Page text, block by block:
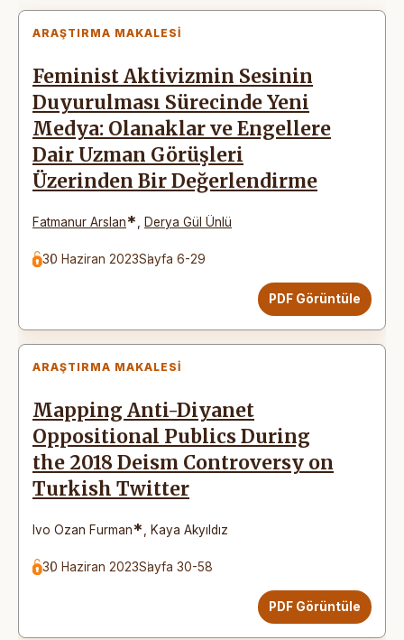
ARAŞTIRMA MAKALESI
Feminist Aktivizmin Sesinin
Duyurulması Sürecinde Yeni
Medya: Olanaklar ve Engellere
Dair Uzman Görüşleri
Üzerinden Bir Değerlendirme
Fatmanur Arslan* Derya Gül Ünlü
30 Haziran 2023Sayfa 6-29
PDF Görüntüle
ARAŞTIRMA MAKALESI
Mapping Anti-Diyanet
Oppositional Publics During
the 2018 Deism Controversy on
Turkish Twitter
Ivo Ozan Furman* Kaya Akyıldız
30 Haziran 2023Sayfa 30-58
PDF Görüntüle